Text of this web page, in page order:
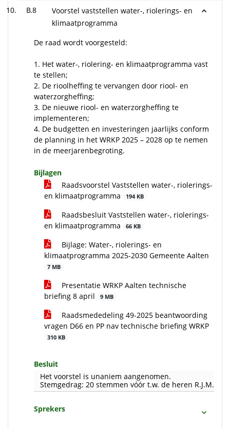
B.8
Voorstel vaststellen water-, riolerings- en
klimaatprogramma
De raad wordt voorgesteld:
1. Het water-, riolering- en klimaatprogramma vast
te stellen;
2. De rioolheffing te vervangen door riool- en
waterzorgheffing;
3. De nieuwe riool- en waterzorgheffing te
implementeren;
4. De budgetten en investeringen jaarlijks conform
de planning in het WRKP 2025 – 2028 op te nemen
in de meerjarenbegroting.
Bijlagen
Raadsvoorstel Vaststellen water-, riolerings-
en klimaatprogramma
194 KB
Raadsbesluit Vaststellen water-, riolerings-
en klimaatprogramma
66 KB
Bijlage: Water-, riolerings- en
klimaatprogramma 2025-2030 Gemeente Aalten
7 MB
Presentatie WRKP Aalten technische
briefing 8 april
9 MB
Raadsmededeling 49-2025 beantwoording
vragen D66 en PP nav technische briefing WRKP
310 KB
Besluit
Het voorstel is unaniem aangenomen.
Stemgedrag: 20 stemmen vóór t.w. de heren R.J.M.
Sprekers